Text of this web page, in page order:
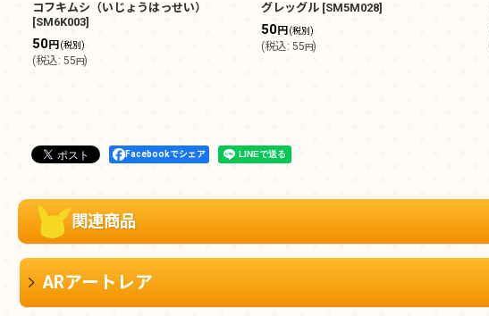
コフキムシ（いじょうはっせい）
[SM6K003]
50円 (税別)
(税込: 55円)
グレッグル [SM5M028]
50円 (税別)
(税込: 55円)
Facebookでシェア
関連商品
ARアートレア